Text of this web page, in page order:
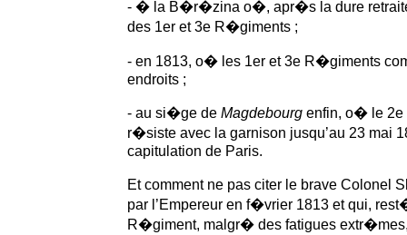
- � la B�r�zina o�, apr�s la dure
des 1er et 3e R�giments ;
- en 1813, o� les 1er et 3e R�giments
endroits ;
- au si�ge de Magdebourg enfin, o� le 2e
r�siste avec la garnison jusqu’au 23 mai
capitulation de Paris.
Et comment ne pas citer le brave
par l’Empereur en f�vrier 1813 et qui,
R�giment, malgr� des fatigues